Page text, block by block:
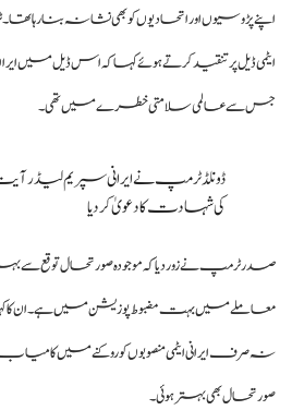
اپنے پڑوسیوں اور اتحادیوں کو بھی نشانہ بنا رہا
ایٹمی ڈیل پر تنقید کرتے ہوئے کہا کہ اس ڈیل میں
جس سے عالمی سلامتی خطرے میں تھی۔
ڈونلڈ ٹرمپ نے ایرانی سپریم
کی شہادت کا دعویٰ کردیا
صدر ٹرمپ نے زور دیا کہ موجودہ صورتحال توقع سے
معاملے میں بہت مضبوط پوزیشن میں ہے۔ ان کا
نہ صرف ایرانی ایٹمی منصوبوں کو روکنے میں
صورتحال بھی بہتر ہوئی۔